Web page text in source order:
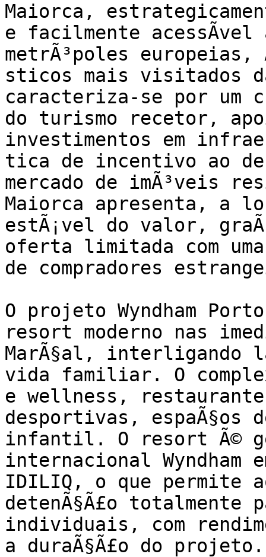
Maiorca,
e facilmente
metrÃ³poles
sticos mais visitados
caracteriza-se por um
do turismo recetor,
investimentos em
tica de incentivo ao
mercado de imÃ³veis
Maiorca apresenta, a
estÃ¡vel do valor,
oferta limitada com
de compradores
O projeto Wyndham
resort moderno nas
MarÃ§al, interligando
vida familiar. O
e wellness,
desportivas, espaÃ§os
infantil. O resort Ã©
internacional Wyndham
IDILIQ, o que permite
detenÃ§Ã£o totalmente
individuais, com
a duraÃ§Ã£o do projeto.